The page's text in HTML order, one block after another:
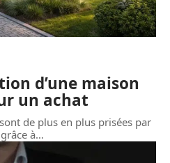
d’une maison
un achat
de plus en plus prisées par
à…